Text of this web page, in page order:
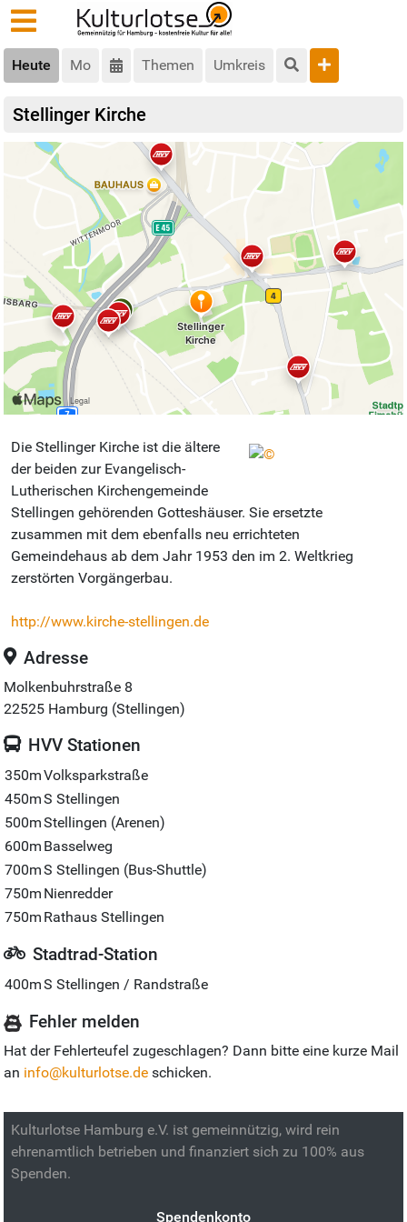
Heute Mo Themen Umkreis
Stellinger Kirche
Die Stellinger Kirche ist die ältere
der beiden zur Evangelisch-
Lutherischen Kirchengemeinde
Stellingen gehörenden Gotteshäuser. Sie ersetzte
zusammen mit dem ebenfalls neu errichteten
Gemeindehaus ab dem Jahr 1953 den im 2. Weltkrieg
zerstörten Vorgängerbau.
http://www.kirche-stellingen.de
Adresse
Molkenbuhrstraße 8
22525 Hamburg (Stellingen)
HVV Stationen
350mVolksparkstraße
450mS Stellingen
500mStellingen (Arenen)
600m Basselweg
700mS Stellingen (Bus-Shuttle)
750m Nienredder
750m Rathaus Stellingen
Stadtrad-Station
400mS Stellingen / Randstraße
Fehler melden
Hat der Fehlerteufel zugeschlagen? Dann bitte eine kurze Mail
an info@kulturlotse.de schicken.
Kulturlotse Hamburg e.V. ist gemeinnützig, wird rein
ehrenamtlich betrieben und finanziert sich zu 100% aus
Spenden.
Spendenkonto